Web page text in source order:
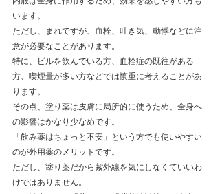
います。
ただし、まれですが、血栓、吐き気、動悸などに注
意が必要なことがあります。
特に、ピルを飲んでいる方、血栓症の既往がある
方、喫煙量が多い方などでは慎重に考えることがあ
ります。
その点、塗り薬は皮膚に局所的に使うため、全身へ
の影響はかなり少なめです。
「飲み薬はちょっと不安」という方でも使いやすい
のが外用薬のメリットです。
ただし、塗り薬だから紫外線を気にしなくていいわ
けではありません。